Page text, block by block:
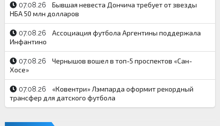
07.08.26
Бывшая невеста Дончича требует от звезды
НБА 50 млн долларов
07.08.26
Ассоциация футбола Аргентины поддержала
Инфантино
07.08.26
Чернышов вошел в топ-5 проспектов «Сан-
Хосе»
07.08.26
«Ковентри» Лэмпарда оформит рекордный
трансфер для датского футбола